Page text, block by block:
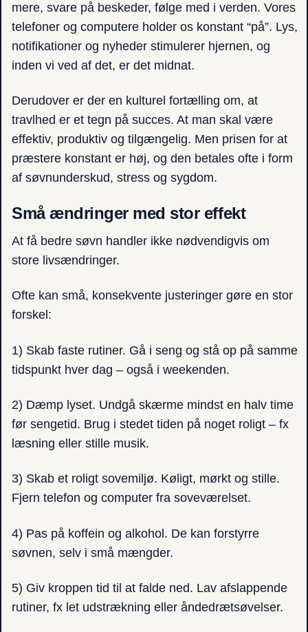
mere, svare på beskeder, følge med i verden. Vores
telefoner og computere holder os konstant “på”. Lys,
notifikationer og nyheder stimulerer hjernen, og
inden vi ved af det, er det midnat.
Derudover er der en kulturel fortælling om, at
travlhed er et tegn på succes. At man skal være
effektiv, produktiv og tilgængelig. Men prisen for at
præstere konstant er høj, og den betales ofte i form
af søvnunderskud, stress og sygdom.
Små ændringer med stor effekt
At få bedre søvn handler ikke nødvendigvis om
store livsændringer.
Ofte kan små, konsekvente justeringer gøre en stor
forskel:
1) Skab faste rutiner. Gå i seng og stå op på samme
tidspunkt hver dag – også i weekenden.
2) Dæmp lyset. Undgå skærme mindst en halv time
før sengetid. Brug i stedet tiden på noget roligt – fx
læsning eller stille musik.
3) Skab et roligt sovemiljø. Køligt, mørkt og stille.
Fjern telefon og computer fra soveværelset.
4) Pas på koffein og alkohol. De kan forstyrre
søvnen, selv i små mængder.
5) Giv kroppen tid til at falde ned. Lav afslappende
rutiner, fx let udstrækning eller åndedrætsøvelser.